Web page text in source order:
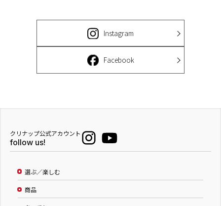
Instagram
Facebook
クリナップ公式アカウント
follow us!
選ぶ／楽しむ
商品